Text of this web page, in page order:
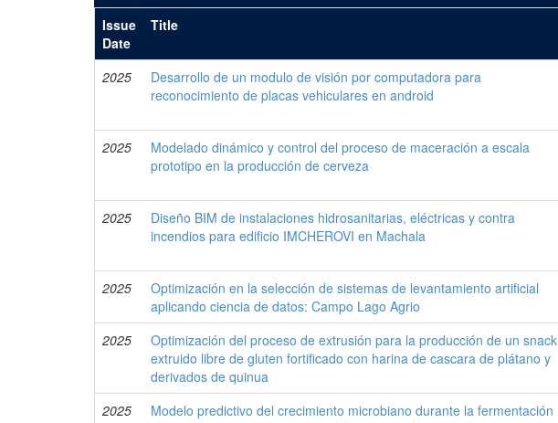
Issue
Date
Title
2025
Desarrollo de un modulo de visión por computadora para
reconocimiento de placas vehiculares en android
2025
Modelado dinámico y control del proceso de maceración a escala
prototipo en la producción de cerveza
2025
Diseño BIM de instalaciones hidrosanitarias, eléctricas y contra
incendios para edificio IMCHEROVI en Machala
2025
Optimización en la selección de sistemas de levantamiento artificial
aplicando ciencia de datos: Campo Lago Agrio
2025
Optimización del proceso de extrusión para la producción de un snack
extruido libre de gluten fortificado con harina de cascara de plátano y
derivados de quinua
2025
Modelo predictivo del crecimiento microbiano durante la fermentación